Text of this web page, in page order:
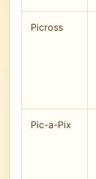
Picross
Pic-a-Pix